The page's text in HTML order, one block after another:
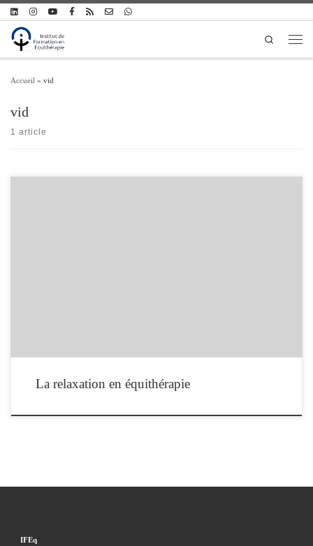
Passer au contenu
Search
Accueil » vid
vid
1 article
La relaxation en équithérapie
IFEq